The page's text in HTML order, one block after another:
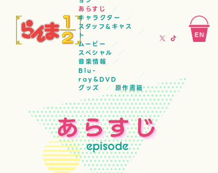
あらすじ
キャラクター
スタッフ&キャス
ト
ムービー
スペシャル
音楽情報
Blu-
ray&DVD
グッズ
原作書籍
あらすじ
episode